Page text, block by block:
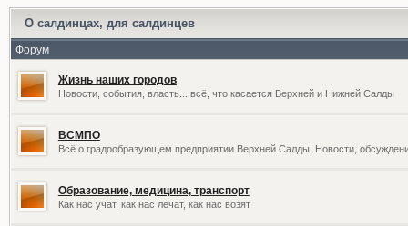
О салдинцах, для салдинцев
Форум
Жизнь наших городов
Новости, события, власть... всё, что касается Верхней и Нижней Салды
ВСМПО
Всё о градообразующем предприятии Верхней Салды. Новости,
Образование, медицина, транспорт
Как нас учат, как нас лечат, как нас возят